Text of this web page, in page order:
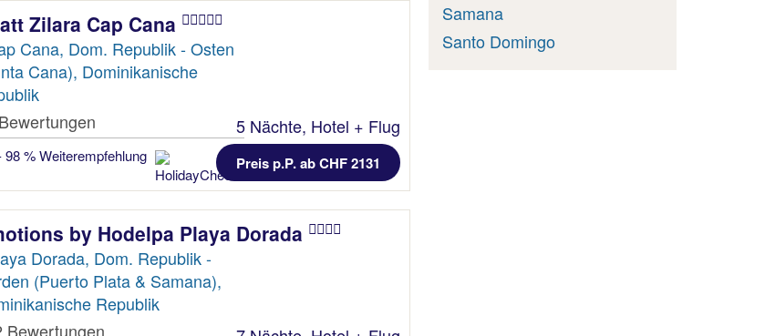
Zilara Cap Cana
Cana, Dom. Republik - Osten
Cana), Dominikanische
98 % Weiterempfehlung
5 Nächte, Hotel + Flug
Preis p.P. ab CHF 2131
by Hodelpa Playa Dorada
Dorada, Dom. Republik -
(Puerto Plata & Samana),
Republik
Bewertungen
Samana
Santo Domingo